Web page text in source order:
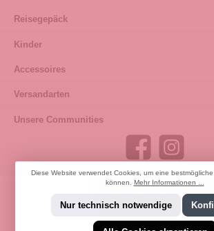
Reisegepäck
Kinder
Accessoires
Versandarten
Unsere Communities
Bestellung widerrufen
Diese Website verwendet Cookies, um eine
können. Mehr Informationen ...
Nur technisch notwendige